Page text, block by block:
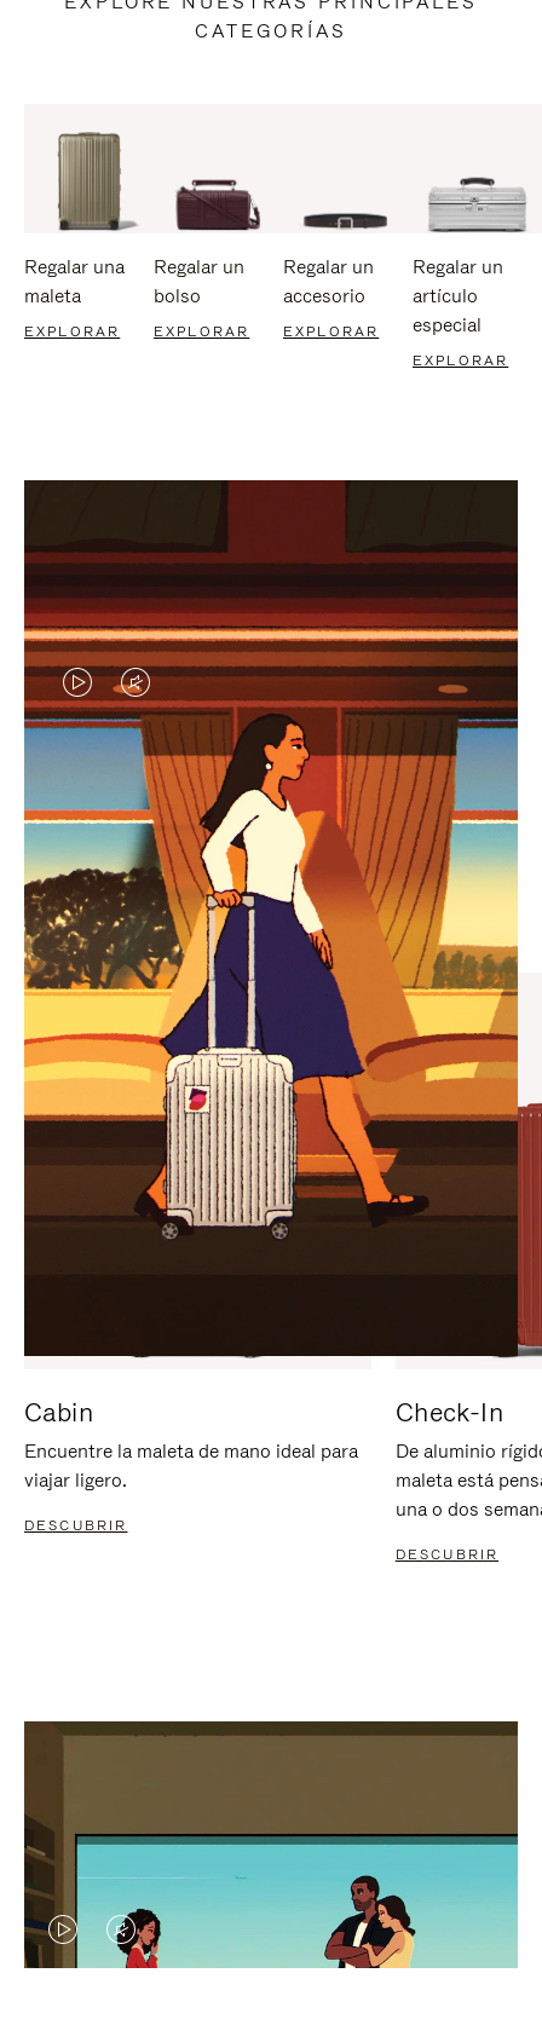
CATEGORÍAS
Regalar una
maleta
EXPLORAR
Regalar un
bolso
EXPLORAR
Regalar un
accesorio
EXPLORAR
Regalar un
artículo
especial
EXPLORAR
EL
VÍDEO
ESTÁ
PAUSADO,
PULSE
PARA
PAUSARLO.
EL
SONIDO
DEL
VÍDEO
ESTÁ
DESACTIVADO:
PULSE
PARA
ACTIVARLO.
IDAS DE REGALO CUIDADOSAMENTE ELEGIDAS
Encuentre su compañero de
viaje ideal
Cabin
Encuentre la maleta de mano ideal para
viajar ligero.
DESCUBRIR
Check-In
De aluminio
maleta está
una o dos
DESCUBRIR
EL
EL